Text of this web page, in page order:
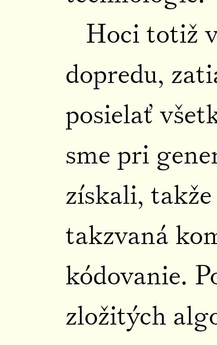
Hoci totiž
dopredu,
posielať
sme pri
získali,
takzvaná
kódovanie.
zložitých